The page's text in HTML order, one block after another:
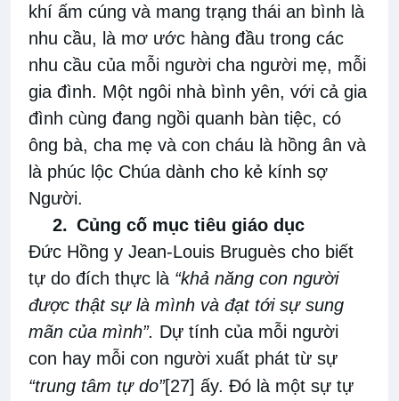
khí ấm cúng và mang trạng thái an bình là
nhu cầu, là mơ ước hàng đầu trong các
nhu cầu của mỗi người cha người mẹ, mỗi
gia đình. Một ngôi nhà bình yên, với cả gia
đình cùng đang ngồi quanh bàn tiệc, có
ông bà, cha mẹ và con cháu là hồng ân và
là phúc lộc Chúa dành cho kẻ kính sợ
Người.
2. Củng cố mục tiêu giáo dục
Đức Hồng y Jean-Louis Bruguès cho biết
tự do đích thực là “khả năng con người
được thật sự là mình và đạt tới sự sung
mãn của mình”. Dự tính của mỗi người
con hay mỗi con người xuất phát từ sự
“trung tâm tự do”[27] ấy. Đó là một sự tự